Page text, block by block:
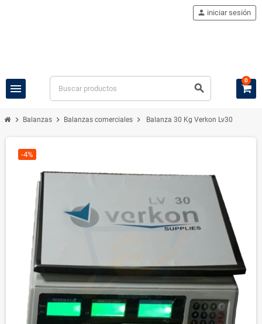
menu search
person iniciar sesión
0
chevron_right Balanzas chevron_right Balanzas comerciales chevron_right Balanza 30 Kg Verkon Lv30
-4%